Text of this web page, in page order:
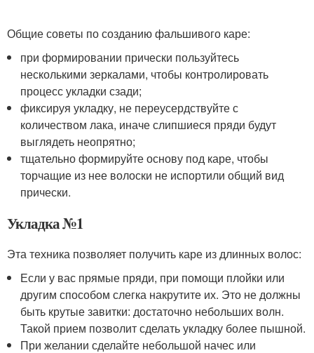
Общие советы по созданию фальшивого каре:
при формировании прически пользуйтесь
несколькими зеркалами, чтобы контролировать
процесс укладки сзади;
фиксируя укладку, не переусердствуйте с
количеством лака, иначе слипшиеся пряди будут
выглядеть неопрятно;
тщательно формируйте основу под каре, чтобы
торчащие из нее волоски не испортили общий вид
прически.
Укладка №1
Эта техника позволяет получить каре из длинных волос:
Если у вас прямые пряди, при помощи плойки или
другим способом слегка накрутите их. Это не должны
быть крутые завитки: достаточно небольших волн.
Такой прием позволит сделать укладку более пышной.
При желании сделайте небольшой начес или